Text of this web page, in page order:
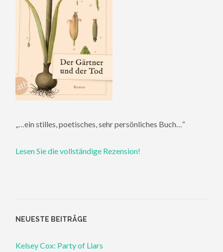
„…ein stilles, poetisches, sehr persönliches Buch…“
Lesen Sie die vollständige Rezension!
NEUESTE BEITRÄGE
Kelsey Cox: Party of Liars